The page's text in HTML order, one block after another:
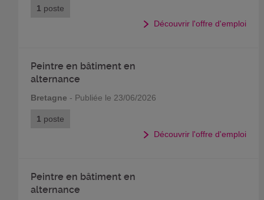
1 poste
Découvrir l'offre d'emploi
Peintre en bâtiment en
alternance
Bretagne - Publiée le 23/06/2026
1 poste
Découvrir l'offre d'emploi
Peintre en bâtiment en
alternance